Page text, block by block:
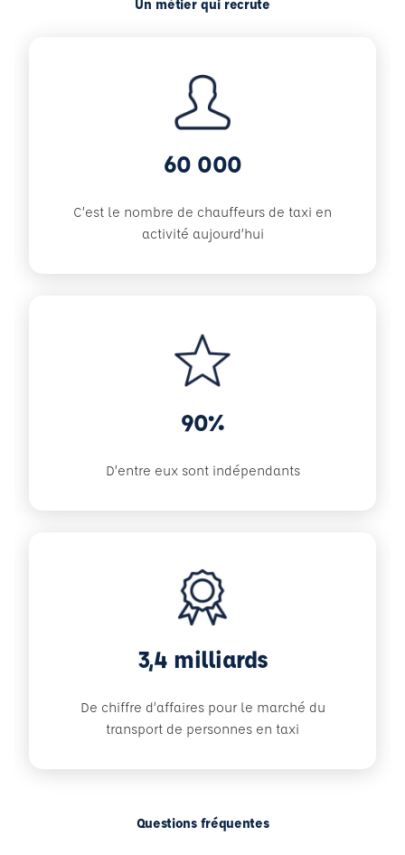
Un métier qui recrute
60 000
C’est le nombre de chauffeurs de taxi en
activité aujourd’hui
90%
D’entre eux sont indépendants
3,4 milliards
De chiffre d’affaires pour le marché du
transport de personnes en taxi
Questions fréquentes